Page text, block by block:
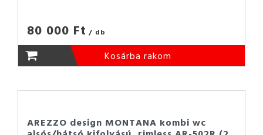
80 000 Ft / db
Kosárba rakom
AREZZO design MONTANA kombi wc